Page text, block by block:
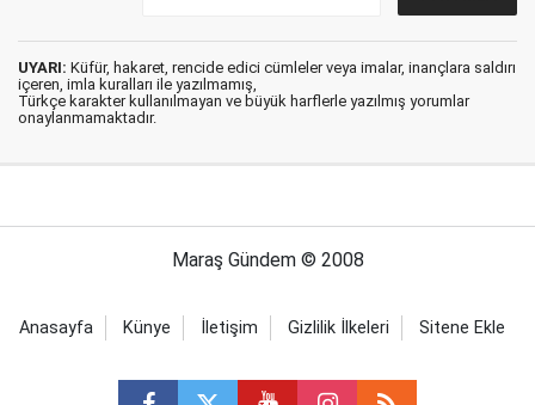
UYARI: Küfür, hakaret, rencide edici cümleler veya imalar, inançlara saldırı
içeren, imla kuralları ile yazılmamış,
Türkçe karakter kullanılmayan ve büyük harflerle yazılmış yorumlar
onaylanmamaktadır.
Maraş Gündem © 2008
Anasayfa Künye İletişim Gizlilik İlkeleri Sitene Ekle